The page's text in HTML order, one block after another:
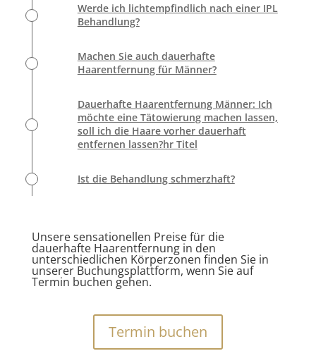
Werde ich lichtempfindlich nach einer IPL
Behandlung?
Machen Sie auch dauerhafte
Haarentfernung für Männer?
Dauerhafte Haarentfernung Männer: Ich
möchte eine Tätowierung machen lassen,
soll ich die Haare vorher dauerhaft
entfernen lassen?hr Titel
Ist die Behandlung schmerzhaft?
Unsere sensationellen Preise für die
dauerhafte Haarentfernung in den
unterschiedlichen Körperzonen finden Sie in
unserer Buchungsplattform, wenn Sie auf
Termin buchen gehen.
Termin buchen